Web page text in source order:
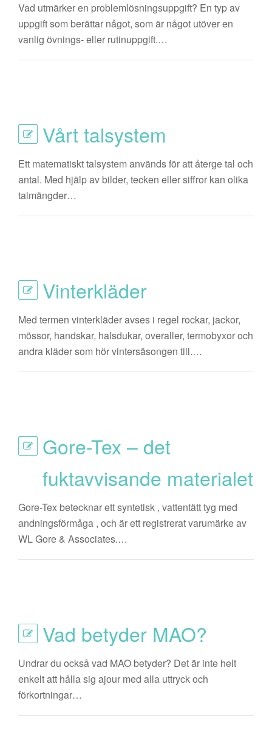
Vad utmärker en problemlösningsuppgift? En typ av
uppgift som berättar något, som är något utöver en
vanlig övnings- eller rutinuppgift.…
Vårt talsystem
Ett matematiskt talsystem används för att återge tal och
antal. Med hjälp av bilder, tecken eller siffror kan olika
talmängder…
Vinterkläder
Med termen vinterkläder avses i regel rockar, jackor,
mössor, handskar, halsdukar, overaller, termobyxor och
andra kläder som hör vintersäsongen till.…
Gore-Tex – det
fuktavvisande materialet
Gore-Tex betecknar ett syntetisk , vattentätt tyg med
andningsförmåga , och är ett registrerat varumärke av
WL Gore & Associates.…
Vad betyder MAO?
Undrar du också vad MAO betyder? Det är inte helt
enkelt att hålla sig ajour med alla uttryck och
förkortningar…